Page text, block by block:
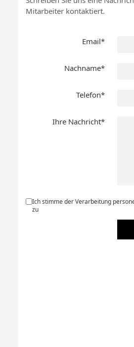
Mitarbeiter kontaktiert.
Email*
Nachname*
Telefon*
Ihre Nachricht*
Ich stimme der Verarbeitung
zu